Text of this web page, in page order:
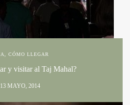
CÓMO LLEGAR
y visitar al Taj Mahal?
13 MAYO, 2014